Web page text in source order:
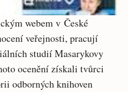
webem v České
veřejnosti, pracují
studií Masarykovy
ocenění získali tvůrci
odborných knihoven